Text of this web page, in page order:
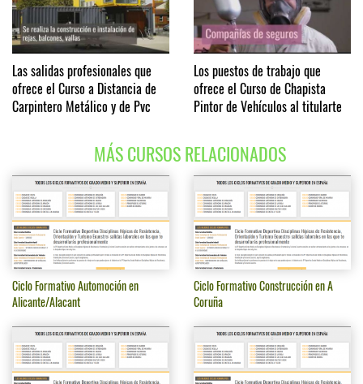
Las salidas profesionales que
ofrece el Curso a Distancia de
Carpintero Metálico y de Pvc
Los puestos de trabajo que
ofrece el Curso de Chapista
Pintor de Vehículos al titularte
MÁS CURSOS RELACIONADOS
Ciclo Formativo Automoción en
Alicante/Alacant
Ciclo Formativo Construcción en A
Coruña